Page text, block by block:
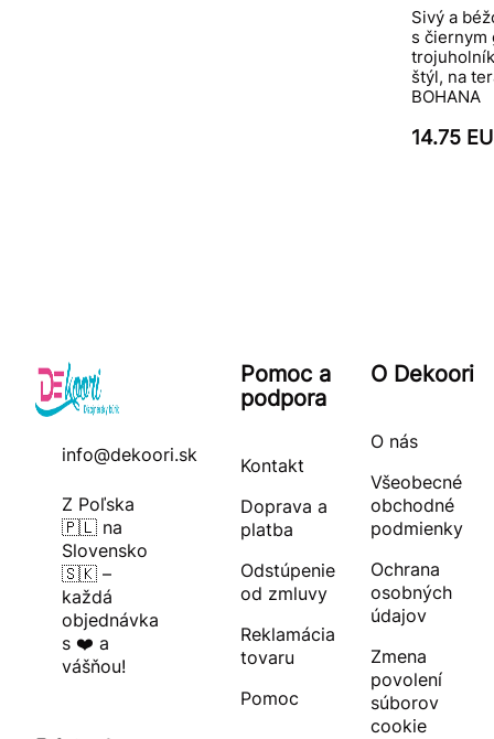
Sivý a
s čiernym
štýl, na
BOHANA
14.75
info@dekoori.sk
Z Poľska
🇵🇱 na
Slovensko
🇸🇰 –
každá
objednávka
s ❤️ a
vášňou!
Pomoc a
podpora
Kontakt
Doprava a
platba
Odstúpenie
od zmluvy
Reklamácia
tovaru
Pomoc
O Dekoori
O nás
Všeobecné
obchodné
podmienky
Ochrana
osobných
údajov
Zmena
povolení
súborov
cookie